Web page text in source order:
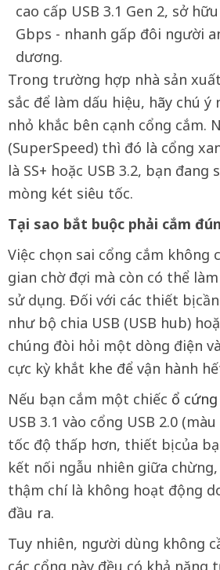
cao cấp USB 3.1 Gen 2, sở
Gbps - nhanh gấp đôi người
dương.
Trong trường hợp nhà sản
sắc để làm dấu hiệu, hãy chú ý
nhỏ khắc bên cạnh cổng cắm.
(SuperSpeed) thì đó là cổng
là SS+ hoặc USB 3.2, bạn đang
mòng két siêu tốc.
Tại sao bắt buộc phải cắm
Việc chọn sai cổng cắm không
gian chờ đợi mà còn có thể
sử dụng. Đối với các thiết bị
như bộ chia USB (USB hub)
chúng đòi hỏi một dòng điện
cực kỳ khắt khe để vận hành
Nếu bạn cắm một chiếc ổ cứng
USB 3.1 vào cổng USB 2.0
tốc độ thấp hơn, thiết bị của
kết nối ngẫu nhiên giữa
thậm chí là không hoạt động
đầu ra.
Tuy nhiên, người dùng không
các cổng này đều có khả năng